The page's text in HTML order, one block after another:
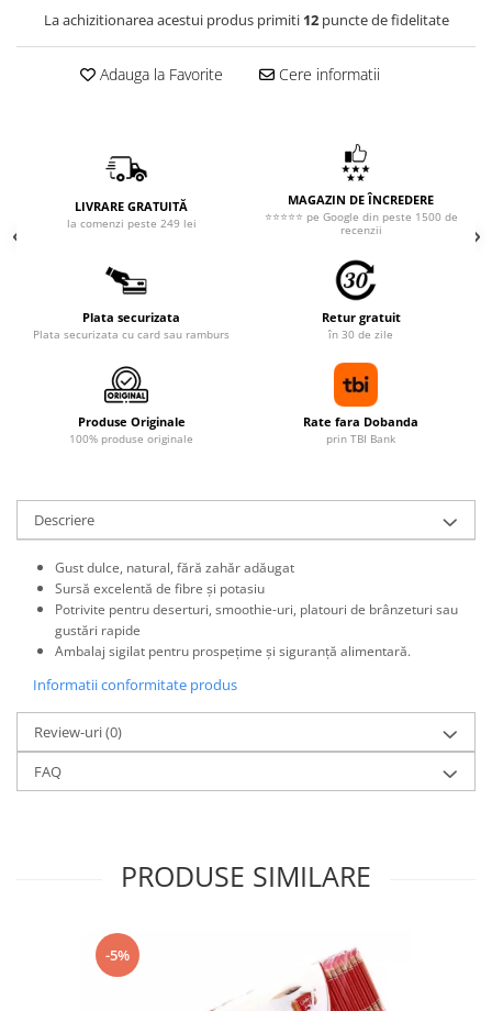
La achizitionarea acestui produs primiti 12puncte de fidelitate
Adauga la Favorite Cere informatii
LIVRARE GRATUITĂ
la comenzi peste 249 lei
MAGAZIN DE ÎNCREDERE
⭐⭐⭐⭐⭐ pe Google din peste 1500 de
recenzii
Plata securizata
Plata securizata cu card sau ramburs
Retur gratuit
în 30 de zile
Produse Originale
100% produse originale
Rate fara Dobanda
prin TBI Bank
Descriere
Gust dulce, natural, fără zahăr adăugat
Sursă excelentă de fibre și potasiu
Potrivite pentru deserturi, smoothie-uri, platouri de brânzeturi sau
gustări rapide
Ambalaj sigilat pentru prospețime și siguranță alimentară.
Informatii conformitate produs
Review-uri(0)
FAQ
PRODUSE SIMILARE
-5%